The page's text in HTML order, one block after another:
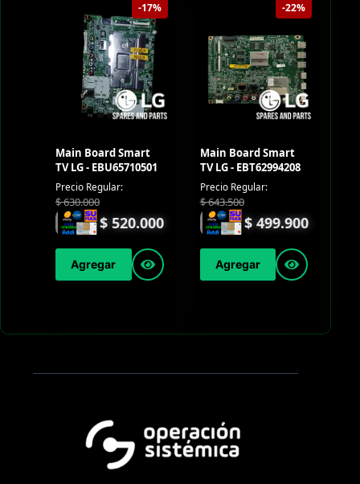
-17%
Main Board Smart
TV LG - EBU65710501
Precio Regular:
$630.000
$ 520.000
Agregar
-22%
Main Board Smart
TV LG - EBT62994208
Precio Regular:
$643.500
$ 499.900
Agregar